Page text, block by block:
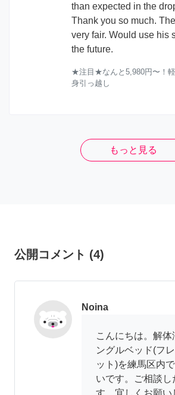
than expected in the
Thank you so much.
very fair. Would use his
the future.
★注目★なんと5,980円〜！
身引っ越し
もっと見る
公開コメント (4)
Noina
こんにちは。解体
ングルベッド(フ
ット)を練馬区内
いです。ご相談し
す。宜しくお願い